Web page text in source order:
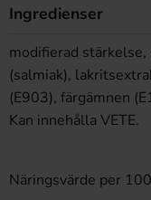
Ingredienser
modifierad
(salmiak),
(E903), färgämnen
Kan innehålla VETE.
Näringsvärde per